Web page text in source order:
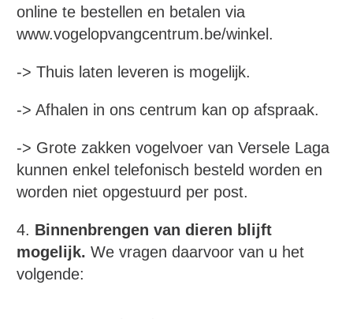
online te bestellen en betalen via
www.vogelopvangcentrum.be/winkel.
-> Thuis laten leveren is mogelijk.
-> Afhalen in ons centrum kan op afspraak.
-> Grote zakken vogelvoer van Versele Laga
kunnen enkel telefonisch besteld worden en
worden niet opgestuurd per post.
4. Binnenbrengen van dieren blijft
mogelijk. We vragen daarvoor van u het
volgende: